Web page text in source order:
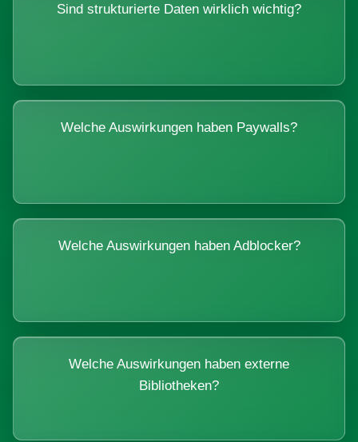
Sind strukturierte Daten wirklich wichtig?
Welche Auswirkungen haben Paywalls?
Welche Auswirkungen haben Adblocker?
Welche Auswirkungen haben externe
Bibliotheken?